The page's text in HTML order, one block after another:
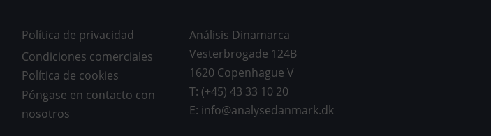
Política de privacidad
Condiciones comerciales
Política de cookies
Póngase en contacto con
nosotros
Análisis Dinamarca
Vesterbrogade 124B
1620 Copenhague V
T: (+45) 43 33 10 20
E: info@analysedanmark.dk